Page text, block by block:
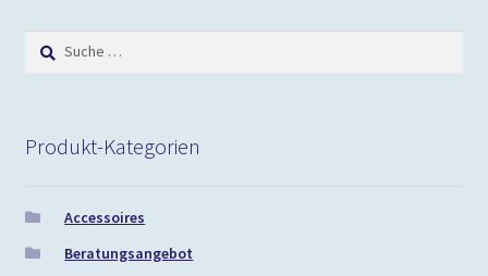
Suche
nach:
Produkt-Kategorien
Accessoires
Beratungsangebot